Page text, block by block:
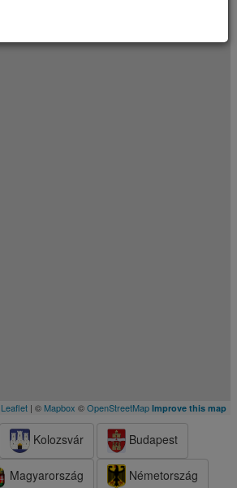
Leaflet | © Mapbox ©OpenStreetMap Improve this map
Kolozsvár Budapest
Magyarország Németország